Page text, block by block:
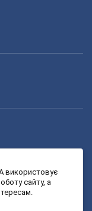
використовує
сайту, а